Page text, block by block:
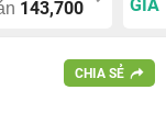
143,700
GIÁ
CHIA SẺ